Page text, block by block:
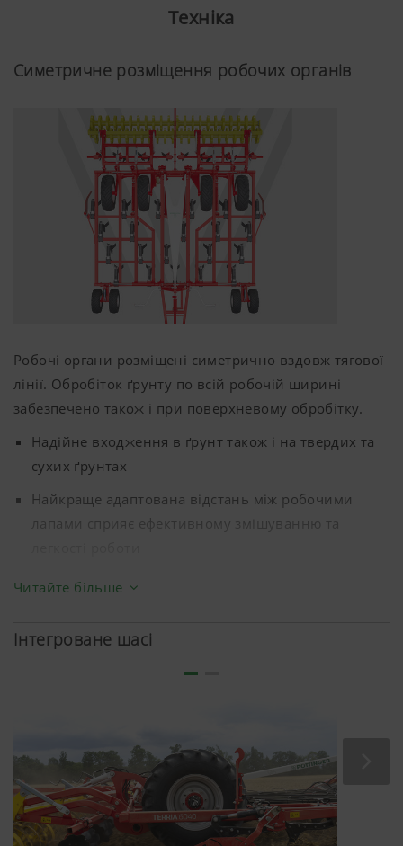
поєднує в собі потужний обробіток ґрунту з підсівом
сидератів або внесенням мікрогранул за один
прохід. Виконуючи робочі етапи разом,
універсальний бункер забезпечує економію часу і
витрат, одночасно зменшуючи кількість проходів по
полю і досягаючи точних результатів роботи.
Техніка
Симетричне розміщення робочих органів
Робочі органи розміщені симетрично вздовж тягової
лінії. Обробіток ґрунту по всій робочій ширині
забезпечено також і при поверхневому обробітку.
Надійне входження в ґрунт також і на твердих та
сухих ґрунтах
Найкраще адаптована відстань між робочими
лапами сприяє ефективному змішуванню та
Рівномірний шар ґрунту сприяє стабільному
Однакове зношення лап культиватора зменшує
Читайте більше
Інтегроване шасі